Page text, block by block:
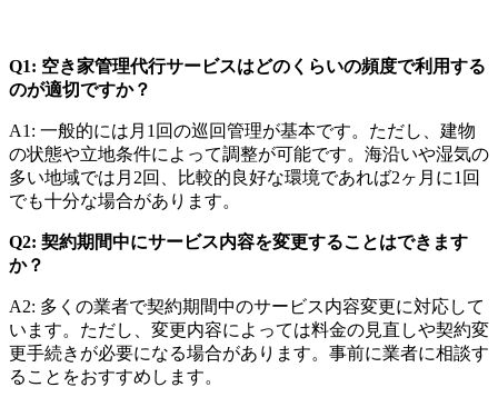
Q1: 空き家管理代行サービスはどのくらいの頻度で利用する
のが適切ですか？
A1: 一般的には月1回の巡回管理が基本です。ただし、建物
の状態や立地条件によって調整が可能です。海沿いや湿気の
多い地域では月2回、比較的良好な環境であれば2ヶ月に1回
でも十分な場合があります。
Q2: 契約期間中にサービス内容を変更することはできます
か？
A2: 多くの業者で契約期間中のサービス内容変更に対応して
います。ただし、変更内容によっては料金の見直しや契約変
更手続きが必要になる場合があります。事前に業者に相談す
ることをおすすめします。